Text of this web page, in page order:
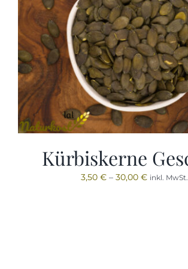
Kürbiskerne
3,50 €– 30,00 € inkl. MwSt.